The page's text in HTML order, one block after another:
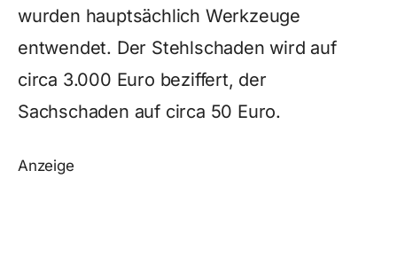
wurden hauptsächlich Werkzeuge
entwendet. Der Stehlschaden wird auf
circa 3.000 Euro beziffert, der
Sachschaden auf circa 50 Euro.
Anzeige